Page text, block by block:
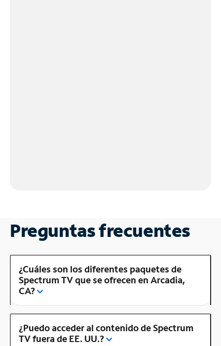
Preguntas frecuentes
¿Cuáles son los diferentes paquetes de
Spectrum TV que se ofrecen en Arcadia,
CA?
¿Puedo acceder al contenido de Spectrum
TV fuera de EE. UU.?